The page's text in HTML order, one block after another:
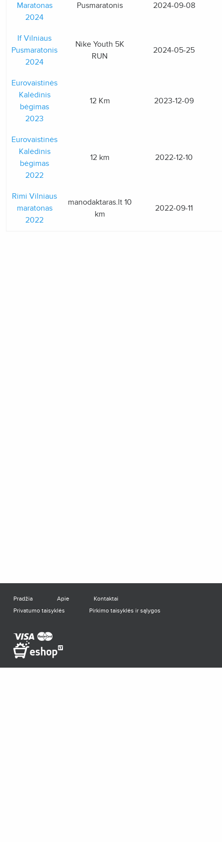
Maratonas
2024
Pusmaratonis 2024-09-08
If Vilniaus
Pusmaratonis
2024
Nike Youth 5K
RUN
2024-05-25
Eurovaistinės
Kalėdinis
bėgimas
2023
12 Km 2023-12-09
Eurovaistinės
Kalėdinis
bėgimas
2022
12 km 2022-12-10
Rimi Vilniaus
maratonas
2022
manodaktaras.lt 10
km
2022-09-11
Pradžia Apie
Kontaktai
Privatumo taisyklės
Pirkimo taisyklės ir sąlygos